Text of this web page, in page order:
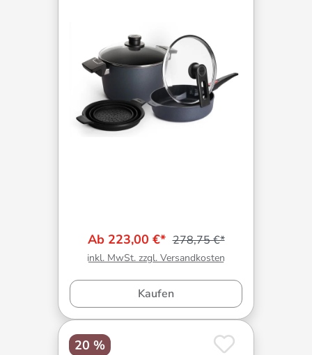
Ab 223,00 €* 278,75 €*
inkl. MwSt. zzgl. Versandkosten
Kaufen
20 %